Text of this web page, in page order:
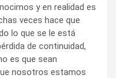
y en realidad es
veces hace que
lo que se le está
de continuidad,
es que sean
nosotros estamos